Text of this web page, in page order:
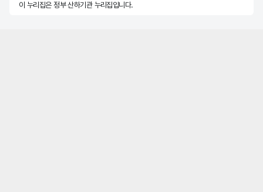
이 누리집은 정부 산하기관 누리집입니다.